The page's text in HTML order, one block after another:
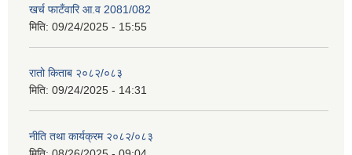
खर्च फाटँवारि आ.व 2081/082
मिति: 09/24/2025 - 15:55
रातो किताब २०८२/०८३
मिति: 09/24/2025 - 14:31
नीति तथा कार्यक्रम २०८२/०८३